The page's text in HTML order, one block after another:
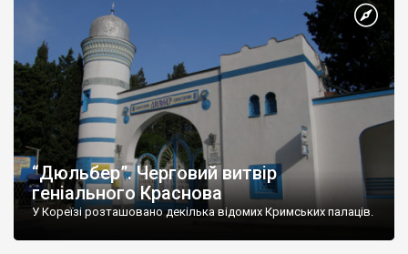
“Дюльбер”. Черговий витвір
геніального Краснова
У Кореїзі розташовано декілька відомих Кримських палаців.